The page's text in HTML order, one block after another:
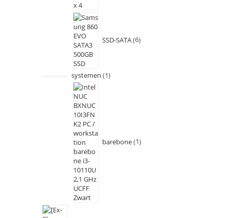
SSD-SATA 6
systemen 1
barebone 1